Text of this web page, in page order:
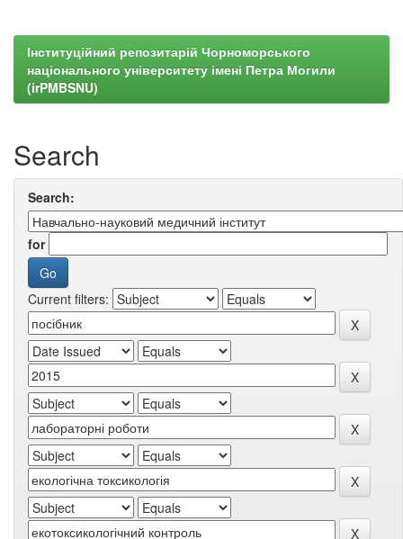
Інституційний репозитарій Чорноморського
національного університету імені Петра Могили
(irPMBSNU)
Search
Search:
for
Current filters: